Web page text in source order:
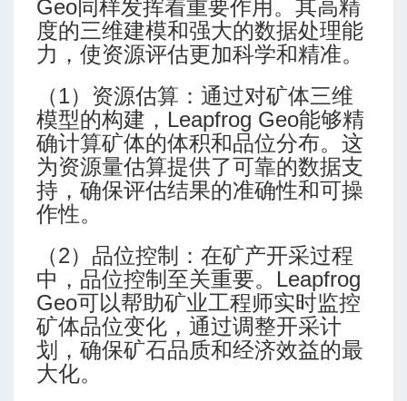
Geo同样发挥着重要作用。其高精
度的三维建模和强大的数据处理能
力，使资源评估更加科学和精准。
（1）资源估算：通过对矿体三维
模型的构建，Leapfrog Geo能够精
确计算矿体的体积和品位分布。这
为资源量估算提供了可靠的数据支
持，确保评估结果的准确性和可操
作性。
（2）品位控制：在矿产开采过程
中，品位控制至关重要。Leapfrog
Geo可以帮助矿业工程师实时监控
矿体品位变化，通过调整开采计
划，确保矿石品质和经济效益的最
大化。